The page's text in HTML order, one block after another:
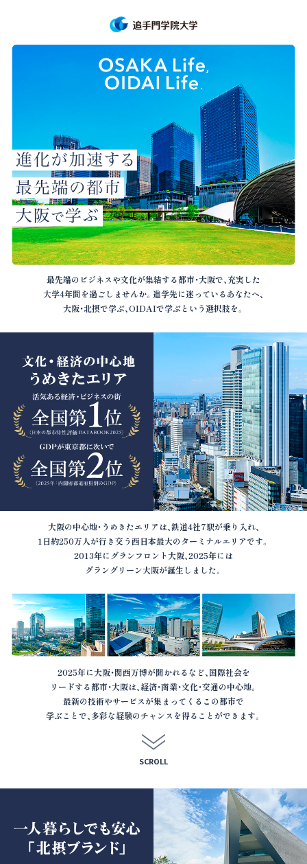
最先端のビジネスや文化が集結する都市・大阪で、充実した
大学4年間を過ごしませんか。進学先に迷っているあなたへ、
大阪・北摂で学ぶ、OIDAIで学ぶという選択肢を。
大阪の中心地・うめきたエリアは、鉄道4社7駅が乗り入れ、
1日約250万人が行き交う西日本最大のターミナルエリアです。
2013年にグランフロント大阪、2025年には
グラングリーン大阪が誕生しました。
2025年に大阪・関西万博が開かれるなど、国際社会を
リードする都市・大阪は、経済・商業・文化・交通の中心地。
最新の技術やサービスが集まってくるこの都市で
学ぶことで、多彩な経験のチャンスを得ることができます。
SCROLL